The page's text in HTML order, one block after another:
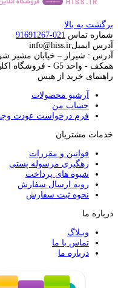
برگشت به بالا
شماره تماس 021-91691267
آدرس ایمیلinfo@hiss.ir
آدرس : شیراز – خیابان مشیر
همکف - واحد G5 - فروشگاه اکلیل
راهنمای خرید از هیس
آرشیو محصولات
حساب من
فرم درخواست عودت وجه
خدمات مشتریان
قوانین و مقررات
رهگیری مرسوله پستی
شیوه های پرداخت
رویه ارسال سفارش
نحوه ثبت سفارش
درباره ما
وبـلاگ
تماس با ما
درباره ما